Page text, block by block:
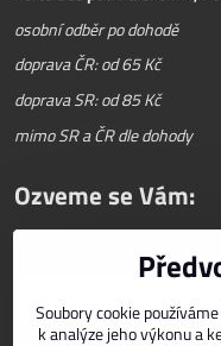
osobní odběr po dohodě
doprava ČR: od 65 Kč
doprava SR: od 85 Kč
mimo SR a ČR dle dohody
Ozveme se Vám:
Soubory cookie
k analýze jeho výkonu a